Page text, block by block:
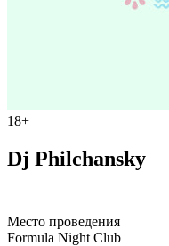
18+
Dj Philchansky
Место проведения
Formula Night Club